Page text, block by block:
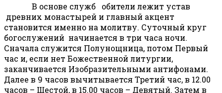
В основе служб
обители лежит устав
древних монастырей и главный акцент
становится именно на молитву. Суточный круг
богослужений начинается в три часа ночи.
Сначала служится Полунощница, потом Первый
час и, если нет Божественной литургии,
заканчивается Изобразительными антифонами.
Далее в 9 часов вычитывается Третий час, в 12.00
часов – Шестой, в 15.00 часов – Девятый. Затем в